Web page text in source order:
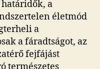
a
életmód
a
a fáradtságot, az
fejfájást
természetes